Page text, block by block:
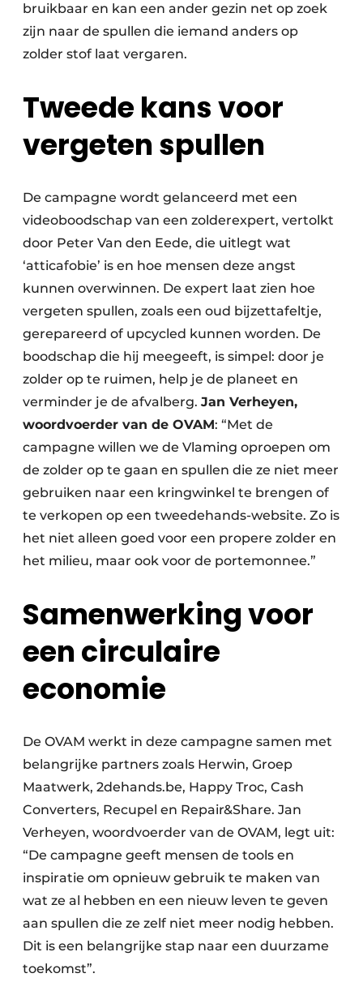
bruikbaar en kan een ander gezin net op zoek
zijn naar de spullen die iemand anders op
zolder stof laat vergaren.
Tweede kans voor
vergeten spullen
De campagne wordt gelanceerd met een
videoboodschap van een zolderexpert, vertolkt
door Peter Van den Eede, die uitlegt wat
‘atticafobie’ is en hoe mensen deze angst
kunnen overwinnen. De expert laat zien hoe
vergeten spullen, zoals een oud bijzettafeltje,
gerepareerd of upcycled kunnen worden. De
boodschap die hij meegeeft, is simpel: door je
zolder op te ruimen, help je de planeet en
verminder je de afvalberg. Jan Verheyen,
woordvoerder van de OVAM: “Met de
campagne willen we de Vlaming oproepen om
de zolder op te gaan en spullen die ze niet meer
gebruiken naar een kringwinkel te brengen of
te verkopen op een tweedehands-website. Zo is
het niet alleen goed voor een propere zolder en
het milieu, maar ook voor de portemonnee.”
Samenwerking voor
een circulaire
economie
De OVAM werkt in deze campagne samen met
belangrijke partners zoals Herwin, Groep
Maatwerk, 2dehands.be, Happy Troc, Cash
Converters, Recupel en Repair&Share. Jan
Verheyen, woordvoerder van de OVAM, legt uit:
“De campagne geeft mensen de tools en
inspiratie om opnieuw gebruik te maken van
wat ze al hebben en een nieuw leven te geven
aan spullen die ze zelf niet meer nodig hebben.
Dit is een belangrijke stap naar een duurzame
toekomst”.